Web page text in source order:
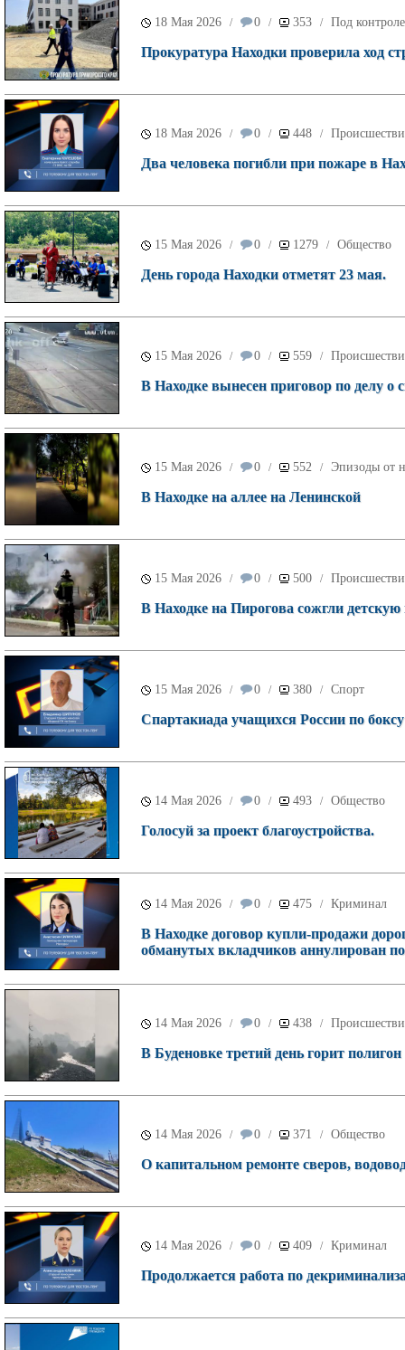
18 Мая 2026 / 0 / 353 / Под
Прокуратура Находки проверила ход
18 Мая 2026 / 0 / 448 /
Два человека погибли при пожаре в
15 Мая 2026 / 0 / 1279 / Общество
День города Находки отметят 23 мая.
15 Мая 2026 / 0 / 559 /
В Находке вынесен приговор по делу
15 Мая 2026 / 0 / 552 / Эпизоды от
В Находке на аллее на Ленинской
15 Мая 2026 / 0 / 500 /
В Находке на Пирогова сожгли
15 Мая 2026 / 0 / 380 / Спорт
Спартакиада учащихся России по
14 Мая 2026 / 0 / 493 / Общество
Голосуй за проект благоустройства.
14 Мая 2026 / 0 / 475 / Криминал
В Находке договор купли-продажи
обманутых вкладчиков аннулирован
14 Мая 2026 / 0 / 438 /
В Буденовке третий день горит
14 Мая 2026 / 0 / 371 / Общество
О капитальном ремонте сверов,
14 Мая 2026 / 0 / 409 / Криминал
Продолжается работа по